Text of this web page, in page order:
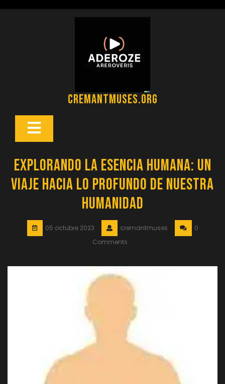
cremantmuses.org
Botón
Explorando la Esencia Humana: Un
Viaje hacia lo Profundo de Nuestra
Humanidad
05 octubre 2023 cremantmuses
0
Comments